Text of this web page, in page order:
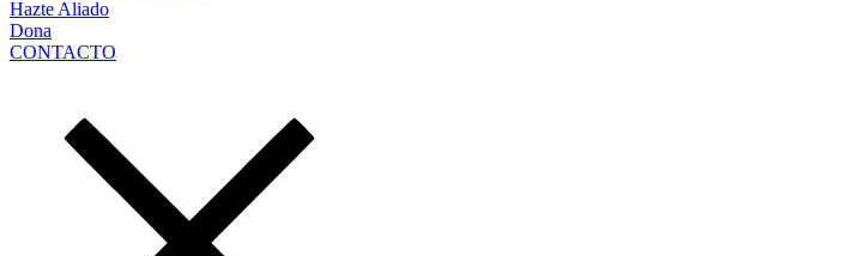
Hazte Aliado
Dona
CONTACTO